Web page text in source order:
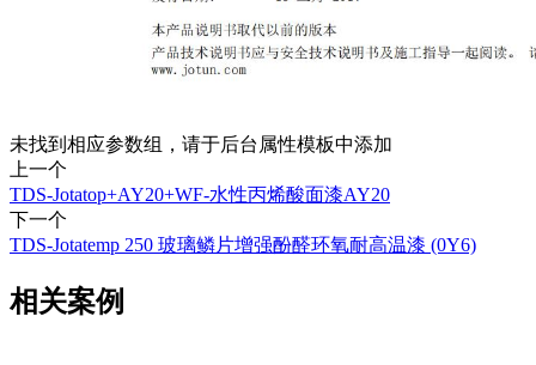
未找到相应参数组，请于后台属性模板中添加
上一个
TDS-Jotatop+AY20+WF-水性丙烯酸面漆AY20
下一个
TDS-Jotatemp 250 玻璃鳞片增强酚醛环氧耐高温漆 (0Y6)
相关案例